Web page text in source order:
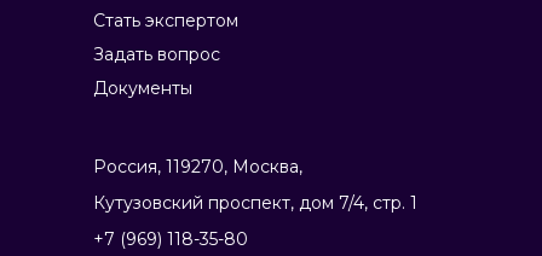
Стать экспертом
Задать вопрос
Документы
Россия, 119270, Москва,
+7 (969) 118-35-80
Ку­тузов­ский прос­пект, дом 7/4, стр. 1